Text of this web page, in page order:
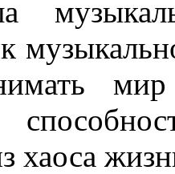
хаоса